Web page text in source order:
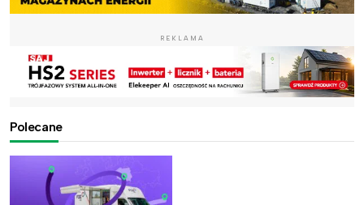
REKLAMA
Polecane